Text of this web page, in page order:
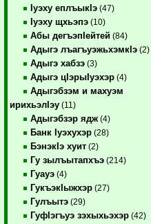
Iуэху еплъыкIэ (47)
Iуэху щхьэпэ (10)
Абы дегъэпIейтей (84)
Адыгэ лъагъуэжьхэмкIэ (2)
Адыгэ хабзэ (3)
Адыгэ цIэрыIуэхэр (4)
Адыгэбзэм и махуэм
ирихьэлIэу (11)
Адыгэбзэр ядж (4)
Банк Iуэхухэр (28)
БэнэкIэ хуит (2)
Гу зылъытапхъэ (214)
Гуауэ (4)
ГукъэкIыжхэр (27)
Гулъытэ (29)
ГуфIэгъуэ зэхыхьэхэр (42)